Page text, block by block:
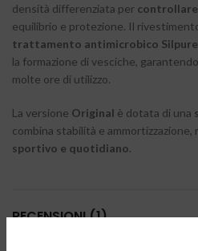
densità differenziata per
equilibrio e protezione. Il
trattamento antimicrobico
la formazione di vesciche,
molte ore di utilizzo.
La versione Original è dotata di una
combina stabilità e
sportivo e quotidiano.
RECENSIONI (1)